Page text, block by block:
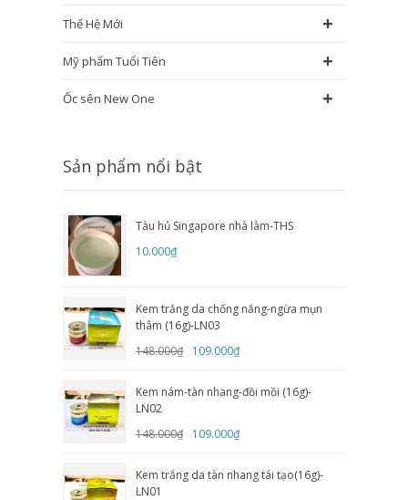
Thế Hệ Mới +
Mỹ phẩm Tuổi Tiên +
Ốc sên New One +
Sản phẩm nổi bật
Tàu hủ Singapore nhà làm-THS
10.000₫
Kem trắng da chống nắng-ngừa mụn
thâm (16g)-LN03
148.000₫
109.000₫
Kem nám-tàn nhang-đồi mồi (16g)-
LN02
148.000₫
109.000₫
Kem trắng da tàn nhang tái tạo(16g)-
LN01